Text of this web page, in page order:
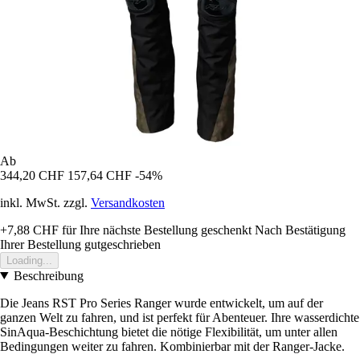
Ab
344,20 CHF 157,64 CHF -54%
inkl. MwSt. zzgl. Versandkosten
+7,88 CHF für Ihre nächste Bestellung geschenkt Nach Bestätigung
Ihrer Bestellung gutgeschrieben
Loading...
Beschreibung
Die Jeans RST Pro Series Ranger wurde entwickelt, um auf der
ganzen Welt zu fahren, und ist perfekt für Abenteuer. Ihre wasserdichte
SinAqua-Beschichtung bietet die nötige Flexibilität, um unter allen
Bedingungen weiter zu fahren. Kombinierbar mit der Ranger-Jacke.